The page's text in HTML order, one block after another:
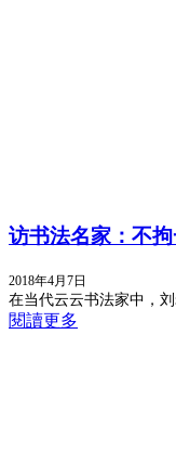
访书法名家：不
2018年4月7日
在当代云云书法家中，
閱讀更多